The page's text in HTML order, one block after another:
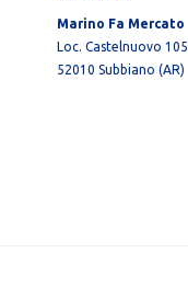
Marino Fa Mercato
Loc. Castelnuovo 105
52010 Subbiano (AR)